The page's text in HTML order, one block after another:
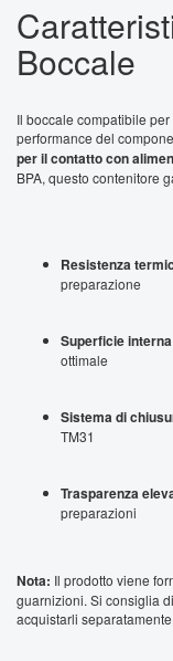
Boccale
Il boccale compatibile
performance del
per il contatto con
BPA, questo contenitore
Resistenza
preparazione
Superficie
ottimale
Sistema di
TM31
Trasparenza
preparazioni
Nota: Il prodotto viene
guarnizioni. Si consiglia
acquistarli separatamente.